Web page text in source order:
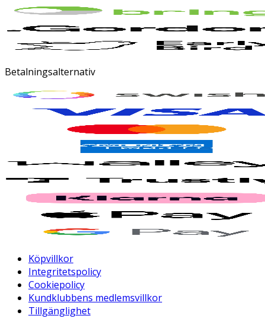
Betalningsalternativ
Köpvillkor
Integritetspolicy
Cookiepolicy
Kundklubbens medlemsvillkor
Tillgänglighet